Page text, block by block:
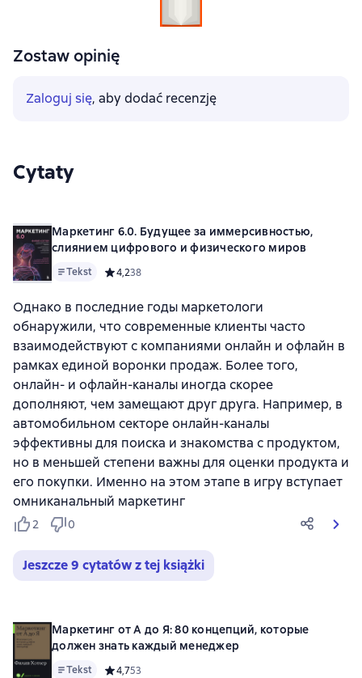
Zostaw opinię
Zaloguj się, aby dodać recenzję
Cytaty
Маркетинг 6.0. Будущее за иммерсивностью,
слиянием цифрового и физического миров
Tekst Средний рейтинг 4,2 на основе 38 оценок
4,238
Однако в последние годы маркетологи
обнаружили, что современные клиенты часто
взаимодействуют с компаниями онлайн и офлайн в
рамках единой воронки продаж. Более того,
онлайн- и офлайн-каналы иногда скорее
дополняют, чем замещают друг друга. Например, в
автомобильном секторе онлайн-каналы
эффективны для поиска и знакомства с продуктом,
но в меньшей степени важны для оценки продукта и
его покупки. Именно на этом этапе в игру вступает
омниканальный маркетинг
2 0
Jeszcze 9 cytatów z tej książki
Маркетинг от А до Я: 80 концепций, которые
должен знать каждый менеджер
Tekst Средний рейтинг 4,7 на основе 53 оценок
4,753